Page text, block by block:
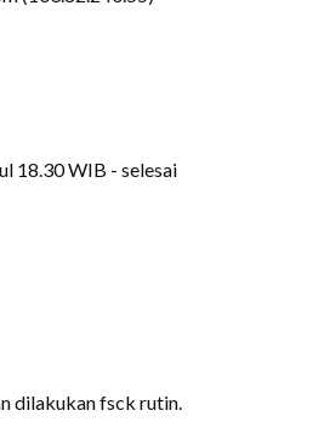
18.30 WIB - selesai
dilakukan fsck rutin.